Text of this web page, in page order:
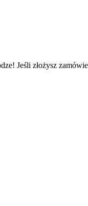
Jeśli złożysz